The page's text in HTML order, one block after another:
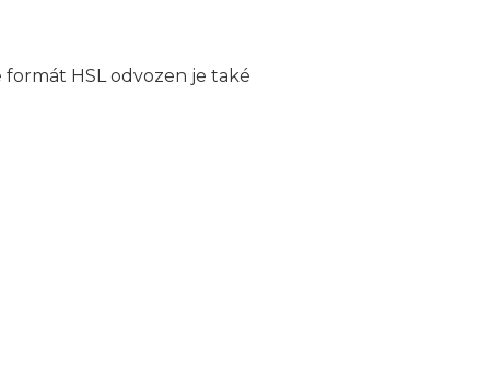
HSL odvozen je také